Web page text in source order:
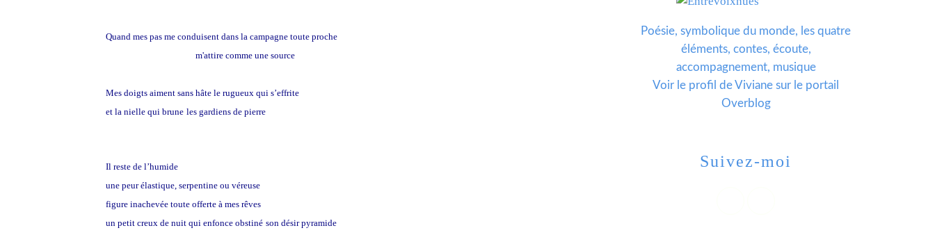
Quand mes pas me conduisent dans la campagne toute proche
m'attire comme une source
Mes doigts aiment sans hâte le rugueux qui s’effrite
et la nielle qui brune les gardiens de pierre
Il reste de l’humide
une peur élastique, serpentine ou véreuse
figure inachevée toute offerte à mes rêves
un petit creux de nuit qui enfonce obstiné son désir pyramide
Poésie, symbolique du monde, les quatre
éléments, contes, écoute,
accompagnement, musique
Voir le profil deViviane sur le portail
Overblog
Suivez-moi